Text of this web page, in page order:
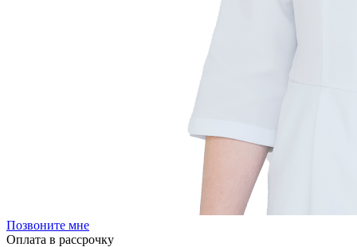
Позвоните мне
Оплата в рассрочку